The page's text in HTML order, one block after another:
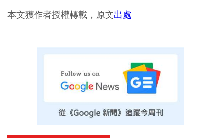
本文獲作者授權轉載，原文出處